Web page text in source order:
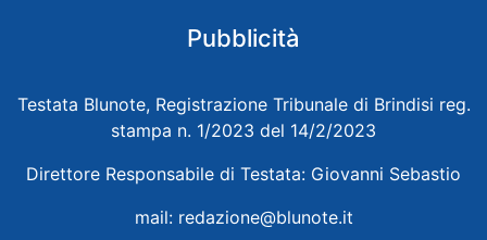
Pubblicità
Testata Blunote, Registrazione Tribunale di Brindisi reg.
stampa n. 1/2023 del 14/2/2023
Direttore Responsabile di Testata: Giovanni Sebastio
mail: redazione@blunote.it